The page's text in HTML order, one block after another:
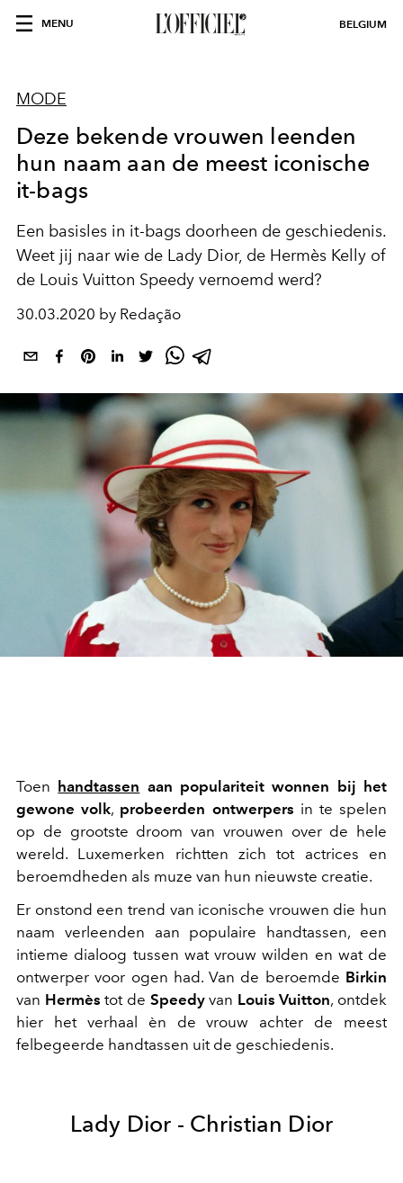
MENU BELGIUM
MODE
Deze bekende vrouwen leenden
hun naam aan de meest iconische
it-bags
Een basisles in it-bags doorheen de geschiedenis.
Weet jij naar wie de Lady Dior, de Hermès Kelly of
de Louis Vuitton Speedy vernoemd werd?
30.03.2020 by Redação
Toen handtassen aan populariteit wonnen bij het
gewone volk, probeerden ontwerpers in te spelen
op de grootste droom van vrouwen over de hele
wereld. Luxemerken richtten zich tot actrices en
beroemdheden als muze van hun nieuwste creatie.
Er onstond een trend van iconische vrouwen die hun
naam verleenden aan populaire handtassen, een
intieme dialoog tussen wat vrouw wilden en wat de
ontwerper voor ogen had. Van de beroemde Birkin
van Hermès tot de Speedyvan Louis Vuitton, ontdek
hier het verhaal èn de vrouw achter de meest
felbegeerde handtassen uit de geschiedenis.
Lady Dior - Christian Dior